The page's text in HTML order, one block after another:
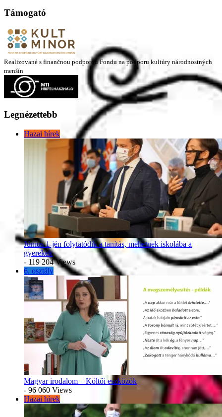
Támogató
Realizované s finančnou podporou Fondu na podporu kultúry národnostných
menšín
Legnézettebb
Hazai hírek
Június 1-jén folytatódik a tanítás, mehetnek iskolába a
gyerekek
- 119 204 Views
6. osztály
Magyar irodalom – Költői eszközök
- 96 060 Views
Hazai hírek